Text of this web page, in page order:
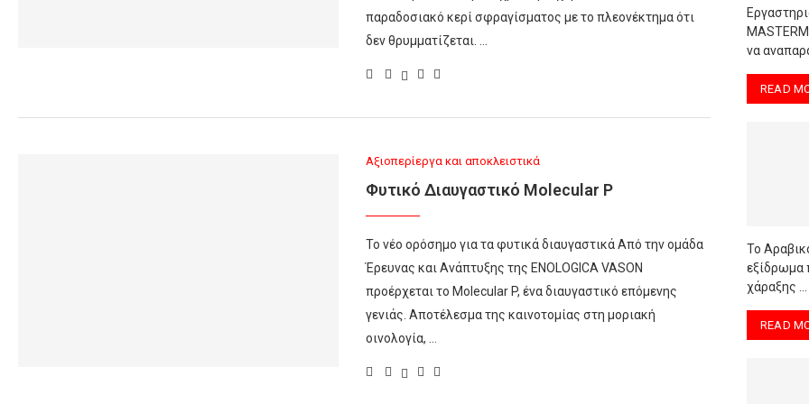
παραδοσιακό κερί σφραγίσματος με το πλεονέκτημα ότι
δεν θρυμματίζεται. …
Αξιοπερίεργα και αποκλειστικά
Φυτικό Διαυγαστικό Μοlecular P
Το νέο ορόσημο για τα φυτικά διαυγαστικά Από την ομάδα
Έρευνας και Ανάπτυξης της ENOLOGICA VASON
προέρχεται το Molecular P, ένα διαυγαστικό επόμενης
γενιάς. Αποτέλεσμα της καινοτομίας στη μοριακή
οινολογία, …
να
READ
Το
εξίδρωμα
χάραξης …
READ